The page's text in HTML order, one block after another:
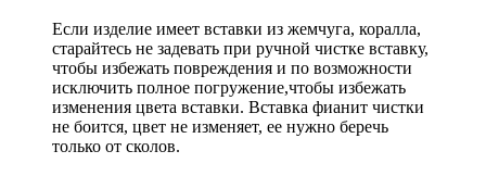
Если изделие имеет вставки из жемчуга, коралла,
старайтесь не задевать при ручной чистке вставку,
чтобы избежать повреждения и по возможности
исключить полное погружение,чтобы избежать
изменения цвета вставки. Вставка фианит чистки
не боится, цвет не изменяет, ее нужно беречь
только от сколов.